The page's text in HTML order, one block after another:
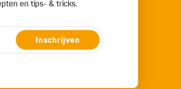
en tips- & tricks.
Inschrijven